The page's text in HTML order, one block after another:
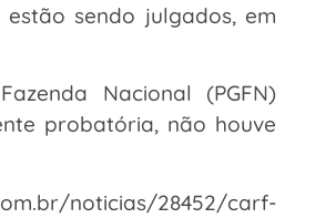
sendo julgados, em
Nacional (PGFN)
probatória, não houve
noticias/28452/carf-